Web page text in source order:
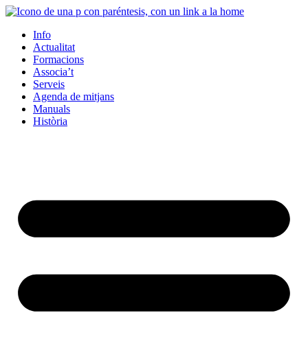
Info
Actualitat
Formacions
Associa’t
Serveis
Agenda de mitjans
Manuals
Història